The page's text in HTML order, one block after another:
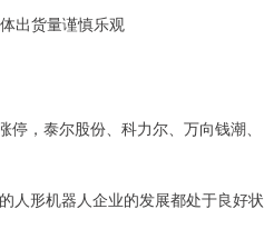
，泰尔股份、科力尔、万向钱潮、
形机器人企业的发展都处于良好状